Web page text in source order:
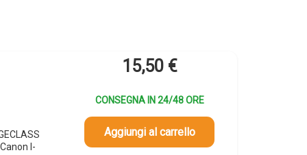
I-
15,50 €
CONSEGNA IN 24/48 ORE
Aggiungi al carrello